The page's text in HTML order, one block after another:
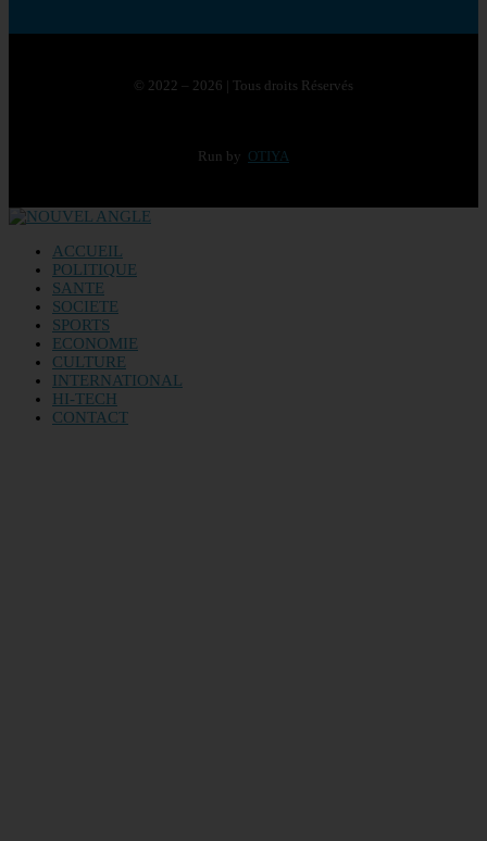
© 2022 – 2026 | Tous droits Réservés
Run by OTIYA
ACCUEIL
POLITIQUE
SANTE
SOCIETE
SPORTS
ECONOMIE
CULTURE
INTERNATIONAL
HI-TECH
CONTACT